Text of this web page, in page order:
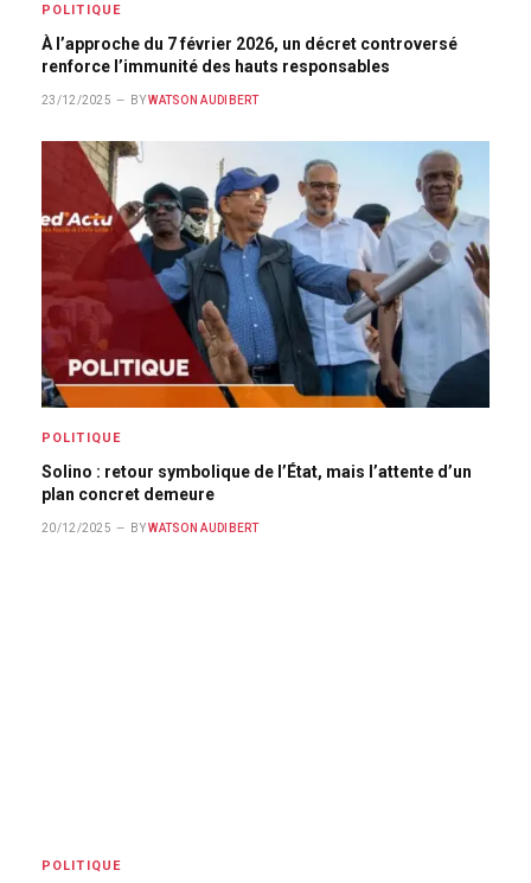
POLITIQUE
À l’approche du 7 février 2026, un décret controversé
renforce l’immunité des hauts responsables
23/12/2025 BY WATSON AUDIBERT
POLITIQUE
Solino : retour symbolique de l’État, mais l’attente d’un
plan concret demeure
20/12/2025 BY WATSON AUDIBERT
POLITIQUE